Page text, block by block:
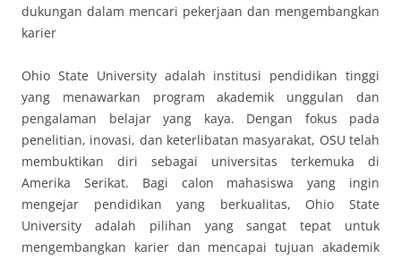
dukungan dalam mencari pekerjaan dan mengembangkan
karier
Ohio State University adalah institusi pendidikan tinggi
yang menawarkan program akademik unggulan dan
pengalaman belajar yang kaya. Dengan fokus pada
penelitian, inovasi, dan keterlibatan masyarakat, OSU telah
membuktikan diri sebagai universitas terkemuka di
Amerika Serikat. Bagi calon mahasiswa yang ingin
mengejar pendidikan yang berkualitas, Ohio State
University adalah pilihan yang sangat tepat untuk
mengembangkan karier dan mencapai tujuan akademik